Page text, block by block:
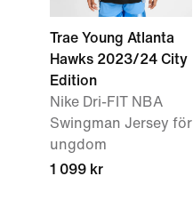
Trae Young Atlanta
Hawks 2023/24 City
Edition
Nike Dri-FIT NBA
Swingman Jersey för
ungdom
1 099 kr